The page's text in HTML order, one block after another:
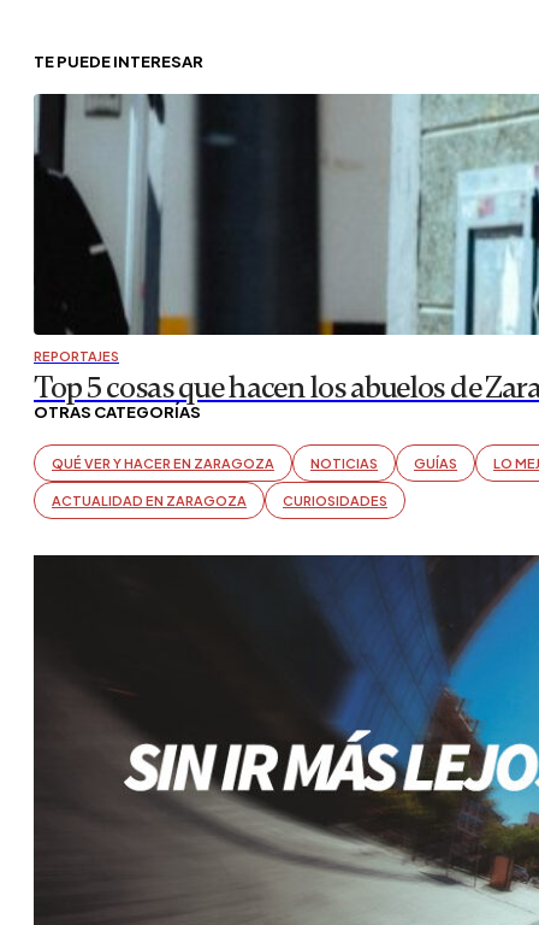
TE PUEDE INTERESAR
REPORTAJES
Top 5 cosas que hacen los abuelos de
OTRAS CATEGORÍAS
QUÉ VER Y HACER EN ZARAGOZA NOTICIAS GUÍAS LO
ACTUALIDAD EN ZARAGOZA CURIOSIDADES